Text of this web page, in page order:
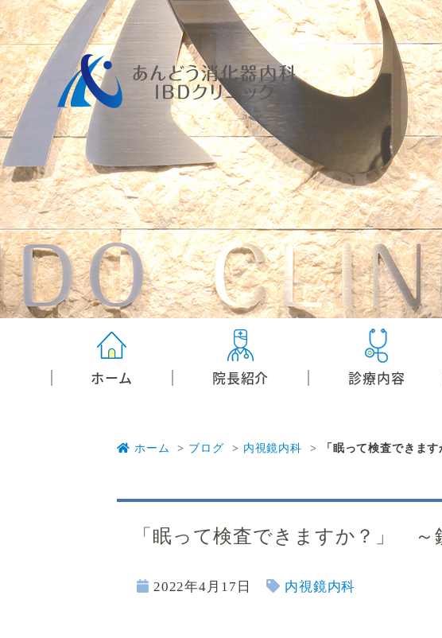
ホーム 院長紹介 診療内容
ホーム ブログ 内視鏡内科 「眠って検査できま
「眠って検査できますか？」 ～
2022年4月17日 内視鏡内科